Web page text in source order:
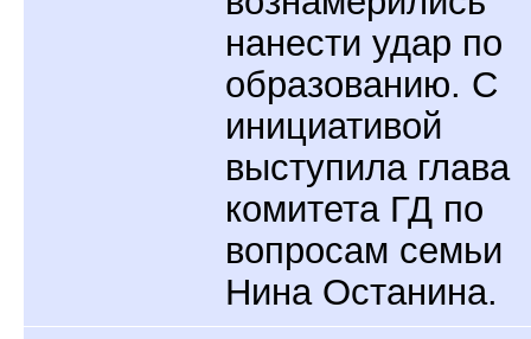
нанести удар по
образованию. С
инициативой
выступила глава
комитета ГД по
вопросам семьи
Нина Останина.